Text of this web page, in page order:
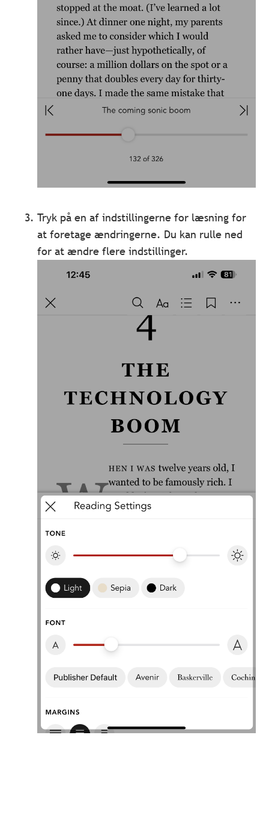
Tryk på en af indstillingerne for læsning for
at foretage ændringerne. Du kan rulle ned
for at ændre flere indstillinger.